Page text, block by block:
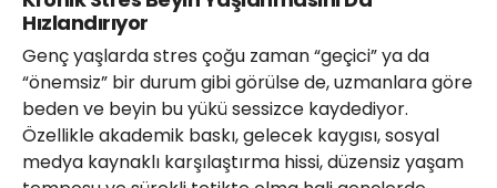
Hızlandırıyor
Genç yaşlarda stres çoğu zaman “geçici” ya da
“önemsiz” bir durum gibi görülse de, uzmanlara göre
beden ve beyin bu yükü sessizce kaydediyor.
Özellikle akademik baskı, gelecek kaygısı, sosyal
medya kaynaklı karşılaştırma hissi, düzensiz yaşam